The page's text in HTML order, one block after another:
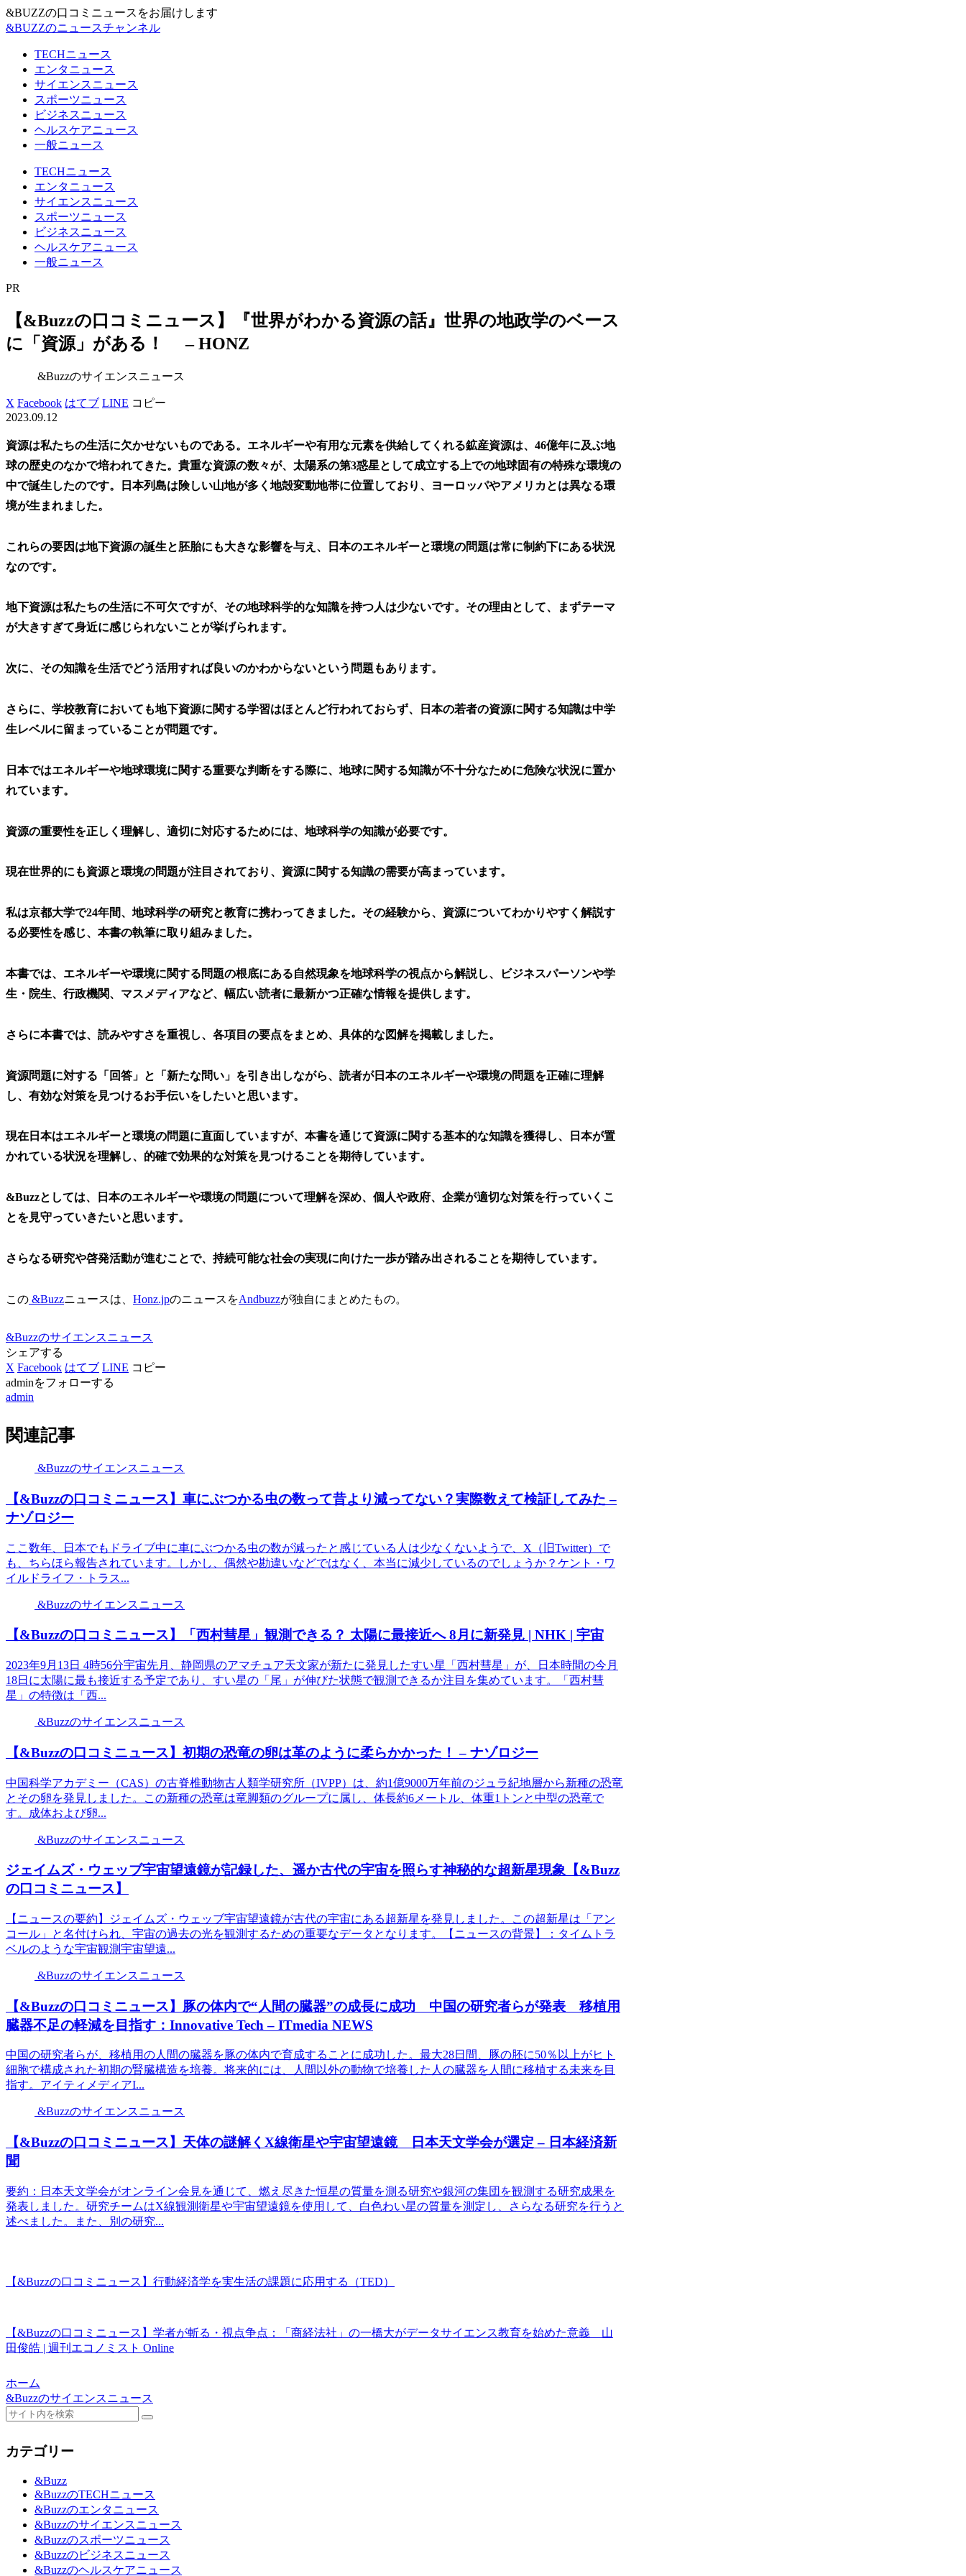
&BUZZの口コミニュースをお届けします
&BUZZのニュースチャンネル
TECHニュース
エンタニュース
サイエンスニュース
スポーツニュース
ビジネスニュース
ヘルスケアニュース
一般ニュース
TECHニュース
エンタニュース
サイエンスニュース
スポーツニュース
ビジネスニュース
ヘルスケアニュース
一般ニュース
PR
【&Buzzの口コミニュース】『世界がわかる資源の話』世界の地政学のベース
に「資源」がある！ – HONZ
&Buzzのサイエンスニュース
X Facebook はてブ LINE コピー
2023.09.12
資源は私たちの生活に欠かせないものである。エネルギーや有用な元素を供給してくれる鉱産資源は、46億年に及ぶ地
球の歴史のなかで培われてきた。貴重な資源の数々が、太陽系の第3惑星として成立する上での地球固有の特殊な環境の
中で誕生したのです。日本列島は険しい山地が多く地殻変動地帯に位置しており、ヨーロッパやアメリカとは異なる環
境が生まれました。
これらの要因は地下資源の誕生と胚胎にも大きな影響を与え、日本のエネルギーと環境の問題は常に制約下にある状況
なのです。
地下資源は私たちの生活に不可欠ですが、その地球科学的な知識を持つ人は少ないです。その理由として、まずテーマ
が大きすぎて身近に感じられないことが挙げられます。
次に、その知識を生活でどう活用すれば良いのかわからないという問題もあります。
さらに、学校教育においても地下資源に関する学習はほとんど行われておらず、日本の若者の資源に関する知識は中学
生レベルに留まっていることが問題です。
日本ではエネルギーや地球環境に関する重要な判断をする際に、地球に関する知識が不十分なために危険な状況に置か
れています。
資源の重要性を正しく理解し、適切に対応するためには、地球科学の知識が必要です。
現在世界的にも資源と環境の問題が注目されており、資源に関する知識の需要が高まっています。
私は京都大学で24年間、地球科学の研究と教育に携わってきました。その経験から、資源についてわかりやすく解説す
る必要性を感じ、本書の執筆に取り組みました。
本書では、エネルギーや環境に関する問題の根底にある自然現象を地球科学の視点から解説し、ビジネスパーソンや学
生・院生、行政機関、マスメディアなど、幅広い読者に最新かつ正確な情報を提供します。
さらに本書では、読みやすさを重視し、各項目の要点をまとめ、具体的な図解を掲載しました。
資源問題に対する「回答」と「新たな問い」を引き出しながら、読者が日本のエネルギーや環境の問題を正確に理解
し、有効な対策を見つけるお手伝いをしたいと思います。
現在日本はエネルギーと環境の問題に直面していますが、本書を通じて資源に関する基本的な知識を獲得し、日本が置
かれている状況を理解し、的確で効果的な対策を見つけることを期待しています。
&Buzzとしては、日本のエネルギーや環境の問題について理解を深め、個人や政府、企業が適切な対策を行っていくこ
とを見守っていきたいと思います。
さらなる研究や啓発活動が進むことで、持続可能な社会の実現に向けた一歩が踏み出されることを期待しています。
この &Buzzニュースは、 Honz.jpのニュースをAndbuzzが独自にまとめたもの。
&Buzzのサイエンスニュース
シェアする
X Facebook はてブ LINE コピー
adminをフォローする
admin
関連記事
&Buzzのサイエンスニュース
【&Buzzの口コミニュース】車にぶつかる虫の数って昔より減ってない？実際数えて検証してみた –
ナゾロジー
ここ数年、日本でもドライブ中に車にぶつかる虫の数が減ったと感じている人は少なくないようで、X（旧Twitter）で
も、ちらほら報告されています。しかし、偶然や勘違いなどではなく、本当に減少しているのでしょうか？ケント・ワ
イルドライフ・トラス...
&Buzzのサイエンスニュース
【&Buzzの口コミニュース】「西村彗星」観測できる？ 太陽に最接近へ 8月に新発見 | NHK | 宇宙
2023年9月13日 4時56分宇宙先月、静岡県のアマチュア天文家が新たに発見したすい星「西村彗星」が、日本時間の今月
18日に太陽に最も接近する予定であり、すい星の「尾」が伸びた状態で観測できるか注目を集めています。「西村彗
星」の特徴は「西...
&Buzzのサイエンスニュース
【&Buzzの口コミニュース】初期の恐竜の卵は革のように柔らかかった！ – ナゾロジー
中国科学アカデミー（CAS）の古脊椎動物古人類学研究所（IVPP）は、約1億9000万年前のジュラ紀地層から新種の恐竜
とその卵を発見しました。この新種の恐竜は竜脚類のグループに属し、体長約6メートル、体重1トンと中型の恐竜で
す。成体および卵...
&Buzzのサイエンスニュース
ジェイムズ・ウェッブ宇宙望遠鏡が記録した、遥か古代の宇宙を照らす神秘的な超新星現象【&Buzz
の口コミニュース】
【ニュースの要約】ジェイムズ・ウェッブ宇宙望遠鏡が古代の宇宙にある超新星を発見しました。この超新星は「アン
コール」と名付けられ、宇宙の過去の光を観測するための重要なデータとなります。【ニュースの背景】：タイムトラ
ベルのような宇宙観測宇宙望遠...
&Buzzのサイエンスニュース
【&Buzzの口コミニュース】豚の体内で“人間の臓器”の成長に成功 中国の研究者らが発表 移植用
臓器不足の軽減を目指す：Innovative Tech – ITmedia NEWS
中国の研究者らが、移植用の人間の臓器を豚の体内で育成することに成功した。最大28日間、豚の胚に50％以上がヒト
細胞で構成された初期の腎臓構造を培養。将来的には、人間以外の動物で培養した人の臓器を人間に移植する未来を目
指す。アイティメディアI...
&Buzzのサイエンスニュース
【&Buzzの口コミニュース】天体の謎解くX線衛星や宇宙望遠鏡 日本天文学会が選定 – 日本経済新
聞
要約：日本天文学会がオンライン会見を通じて、燃え尽きた恒星の質量を測る研究や銀河の集団を観測する研究成果を
発表しました。研究チームはX線観測衛星や宇宙望遠鏡を使用して、白色わい星の質量を測定し、さらなる研究を行うと
述べました。また、別の研究...
【&Buzzの口コミニュース】行動経済学を実生活の課題に応用する（TED）
【&Buzzの口コミニュース】学者が斬る・視点争点：「商経法社」の一橋大がデータサイエンス教育を始めた意義 山
田俊皓 | 週刊エコノミスト Online
ホーム
&Buzzのサイエンスニュース
カテゴリー
&Buzz
&BuzzのTECHニュース
&Buzzのエンタニュース
&Buzzのサイエンスニュース
&Buzzのスポーツニュース
&Buzzのビジネスニュース
&Buzzのヘルスケアニュース